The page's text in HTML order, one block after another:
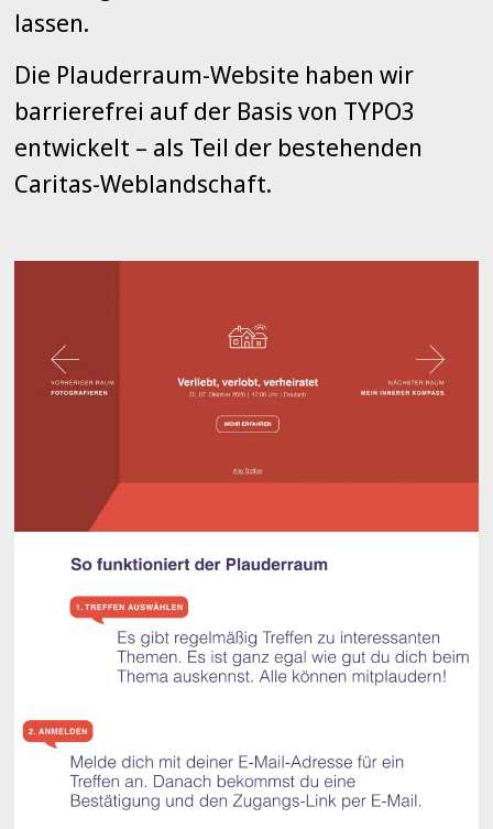
lassen.
Die Plauderraum-Website haben wir
barrierefrei auf der Basis von TYPO3
entwickelt – als Teil der bestehenden
Caritas-Weblandschaft.